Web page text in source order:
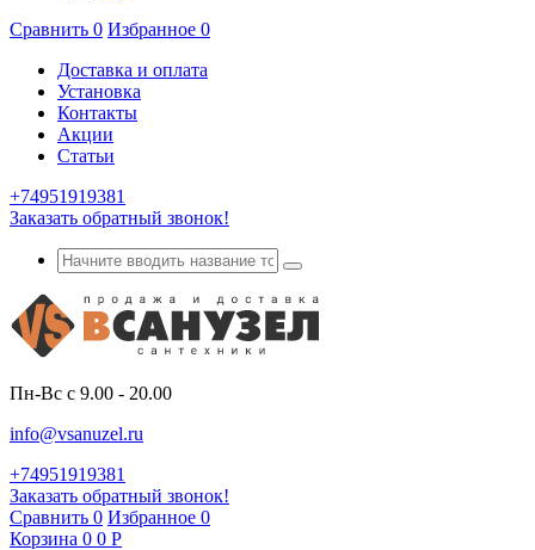
Сравнить 0 Избранное 0
Доставка и оплата
Установка
Контакты
Акции
Статьи
+74951919381
Заказать обратный звонок!
Пн-Вс с 9.00 - 20.00
info@vsanuzel.ru
+74951919381
Заказать обратный звонок!
Сравнить 0 Избранное 0
Корзина 0 0 Р